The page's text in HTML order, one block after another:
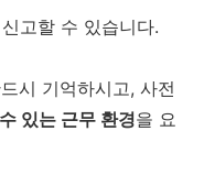
고할 수 있습니다.
시 기억하시고, 사전
있는 근무 환경을 요